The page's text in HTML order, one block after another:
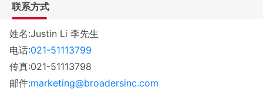
联系方式
姓名:Justin Li 李先生
电话:021-51113799
传真:021-51113798
邮件:marketing@broadersinc.com